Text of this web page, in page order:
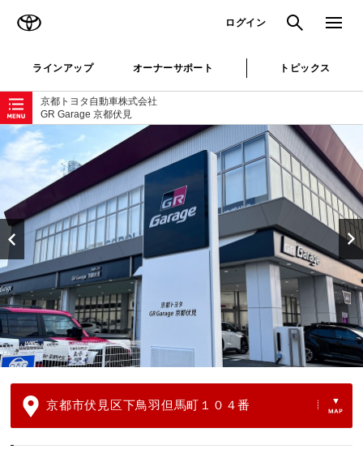
ログイン 検索 メニュ
ラインアップ オーナーサポート トピックス
京都トヨタ自動車株式会社
GR Garage 京都伏見
ローカルナビゲーション
京都市伏見区下鳥羽但馬町１０４番